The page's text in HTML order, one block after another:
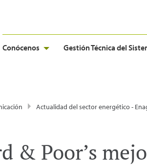
Conócenos Gestión Técnica del
Actualidad del sector energético -
& Poor’s